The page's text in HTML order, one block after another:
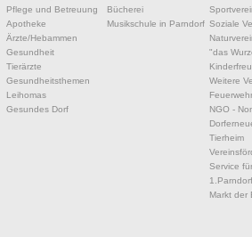
Pflege und Betreuung
Apotheke
Ärzte/Hebammen
Gesundheit
Tierärzte
Gesundheitsthemen
Leihomas
Gesundes Dorf
Bücherei
Musikschule in Parndorf Soziale
"das
Weitere
Feuerwehr
NGO -
Tierheim
Service
Markt der